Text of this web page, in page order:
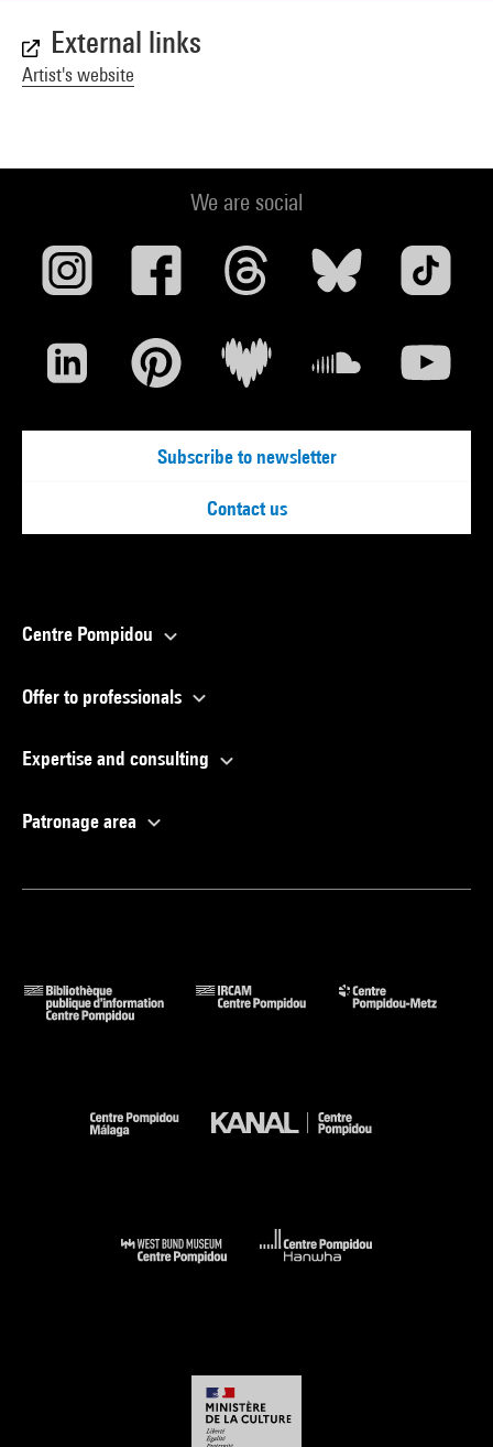
External links
Artist's website
We are social
Subscribe to newsletter
Contact us
Centre Pompidou
Offer to professionals
Expertise and consulting
Patronage area